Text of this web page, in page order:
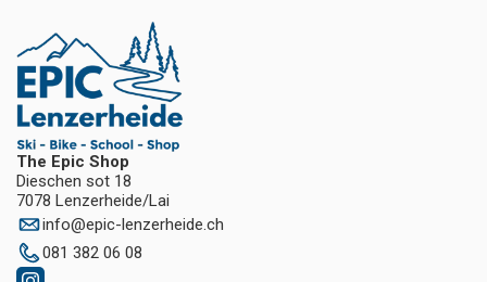
The Epic Shop
Dieschen sot 18
7078 Lenzerheide/Lai
info@epic-lenzerheide.ch
081 382 06 08